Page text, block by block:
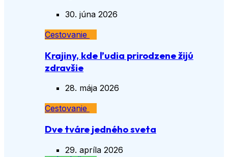
30. júna 2026
Cestovanie
Krajiny, kde ľudia prirodzene žijú
zdravšie
28. mája 2026
Cestovanie
Dve tváre jedného sveta
29. apríla 2026